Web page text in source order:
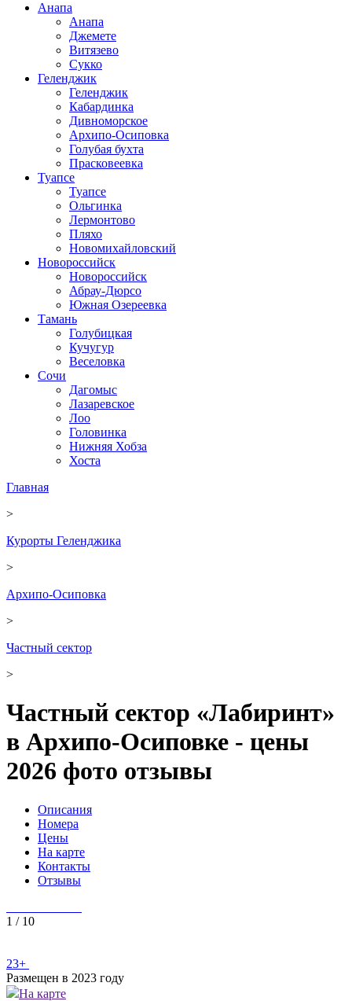
Анапа
Анапа
Джемете
Витязево
Сукко
Геленджик
Геленджик
Кабардинка
Дивноморское
Архипо-Осиповка
Голубая бухта
Прасковеевка
Туапсе
Туапсе
Ольгинка
Лермонтово
Пляхо
Новомихайловский
Новороссийск
Новороссийск
Абрау-Дюрсо
Южная Озереевка
Тамань
Голубицкая
Кучугур
Веселовка
Сочи
Дагомыс
Лазаревское
Лоо
Головинка
Нижняя Хобза
Хоста
Главная
>
Курорты Геленджика
>
Архипо-Осиповка
>
Частный сектор
>
Частный сектор «Лабиринт»
в Архипо-Осиповке - цены
2026 фото отзывы
Описания
Номера
Цены
На карте
Контакты
Отзывы
1 / 10
23+
Размещен в 2023 году
На карте